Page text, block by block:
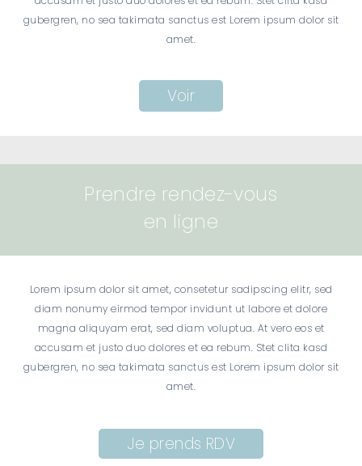
gubergren, no sea takimata sanctus est Lorem ipsum dolor sit
amet.
Voir
Prendre rendez-vous
en ligne
Lorem ipsum dolor sit amet, consetetur sadipscing elitr, sed
diam nonumy eirmod tempor invidunt ut labore et dolore
magna aliquyam erat, sed diam voluptua. At vero eos et
accusam et justo duo dolores et ea rebum. Stet clita kasd
gubergren, no sea takimata sanctus est Lorem ipsum dolor sit
amet.
Je prends RDV